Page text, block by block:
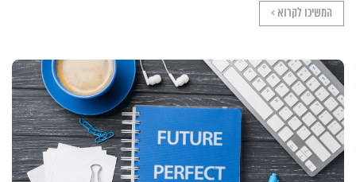
המשיכו לקרוא >